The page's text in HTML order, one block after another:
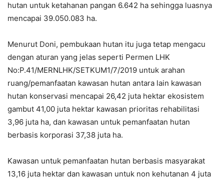
hutan untuk ketahanan pangan 6.642 ha sehingga luasnya
mencapai 39.050.083 ha.
Menurut Doni, pembukaan hutan itu juga tetap mengacu
dengan aturan yang jelas seperti Permen LHK
No:P.41/MERNLHK/SETKUM1/7/2019 untuk arahan
ruang/pemanfaatan kawasan hutan antara lain kawasan
hutan konservasi mencapai 26,42 juta hektar ekosistem
gambut 41,00 juta hektar kawasan prioritas rehabilitasi
3,96 juta ha, dan kawasan untuk pemanfaatan hutan
berbasis korporasi 37,38 juta ha.
Kawasan untuk pemanfaatan hutan berbasis masyarakat
13,16 juta hektar dan kawasan untuk non kehutanan 4 juta